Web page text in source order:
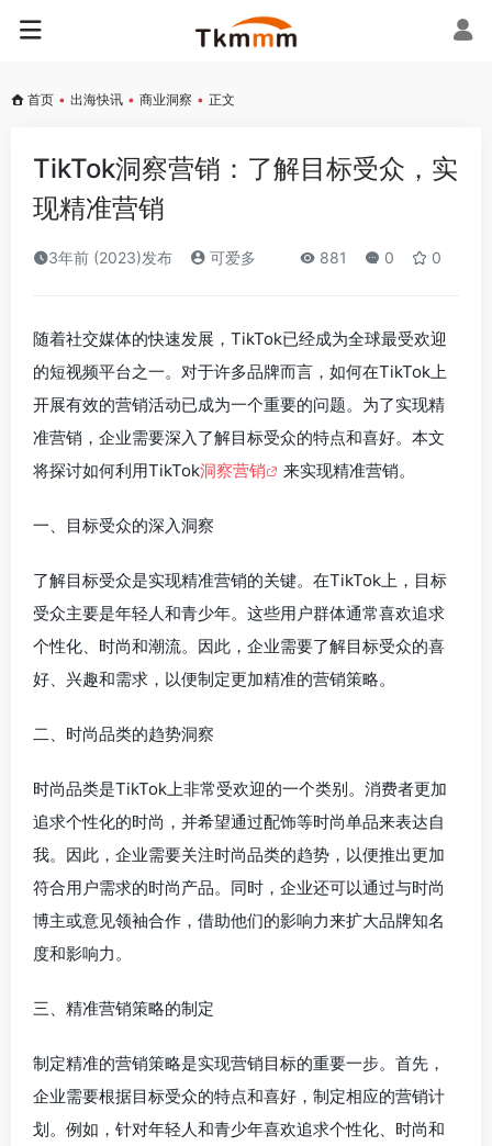
首页 • 出海快讯 • 商业洞察 • 正文
TikTok洞察营销：了解目标受众，实
现精准营销
3年前 (2023)发布 可爱多 881 0 0
随着社交媒体的快速发展，TikTok已经成为全球最受欢迎
的短视频平台之一。对于许多品牌而言，如何在TikTok上
开展有效的营销活动已成为一个重要的问题。为了实现精
准营销，企业需要深入了解目标受众的特点和喜好。本文
将探讨如何利用TikTok洞察营销 来实现精准营销。
一、目标受众的深入洞察
了解目标受众是实现精准营销的关键。在TikTok上，目标
受众主要是年轻人和青少年。这些用户群体通常喜欢追求
个性化、时尚和潮流。因此，企业需要了解目标受众的喜
好、兴趣和需求，以便制定更加精准的营销策略。
二、时尚品类的趋势洞察
时尚品类是TikTok上非常受欢迎的一个类别。消费者更加
追求个性化的时尚，并希望通过配饰等时尚单品来表达自
我。因此，企业需要关注时尚品类的趋势，以便推出更加
符合用户需求的时尚产品。同时，企业还可以通过与时尚
博主或意见领袖合作，借助他们的影响力来扩大品牌知名
度和影响力。
三、精准营销策略的制定
制定精准的营销策略是实现营销目标的重要一步。首先，
企业需要根据目标受众的特点和喜好，制定相应的营销计
划。例如，针对年轻人和青少年喜欢追求个性化、时尚和